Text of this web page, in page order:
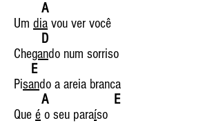
A
Um dia vou ver você
D
Chegando num sorriso
E
Pisando a areia branca
A E
Que é o seu paraíso